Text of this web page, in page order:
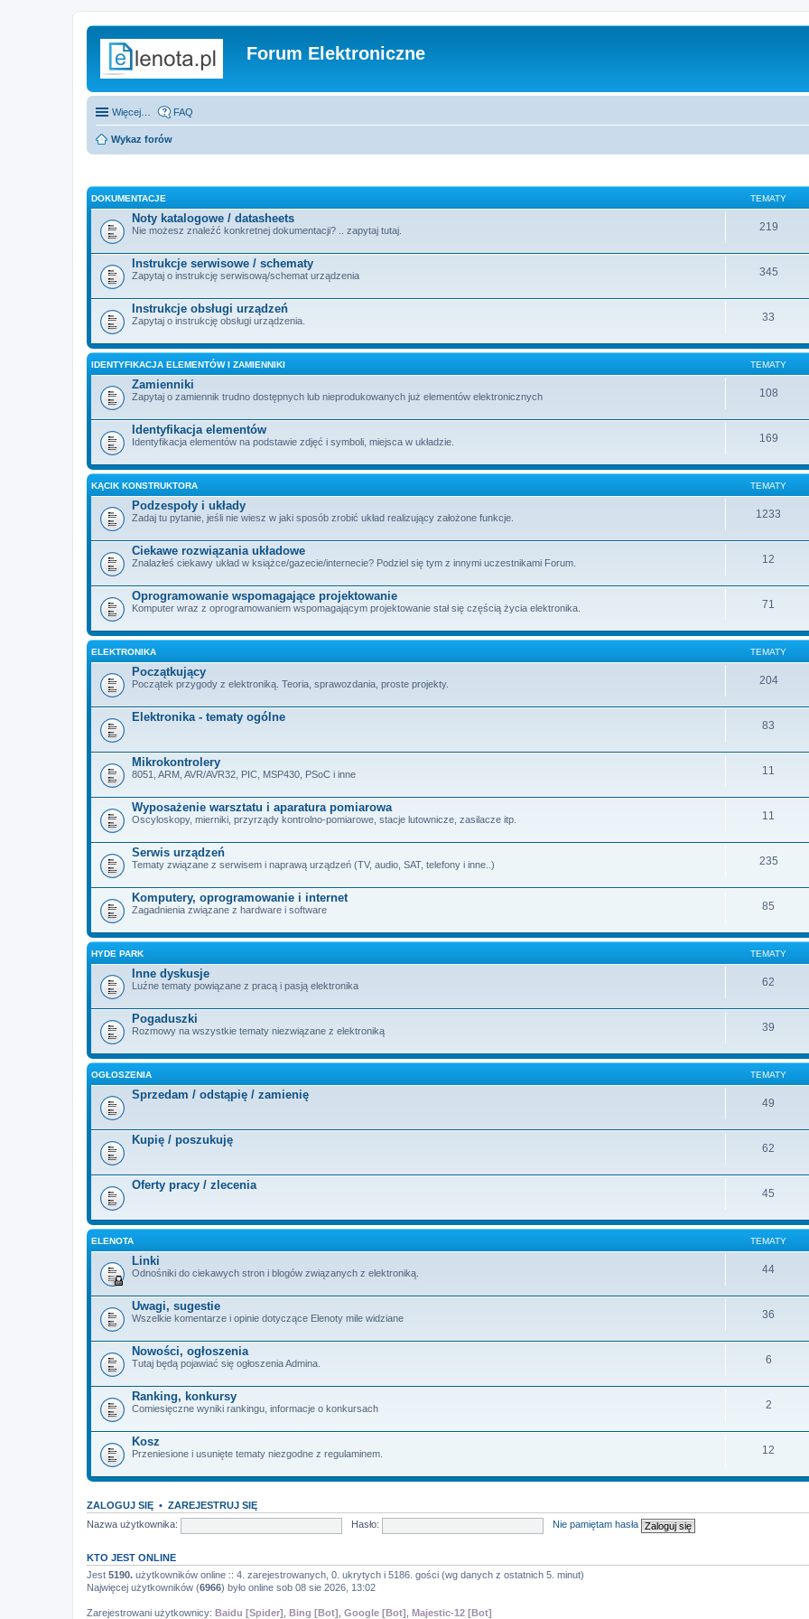
Forum Elektroniczne
Więcej… FAQ
Wykaz forów
DOKUMENTACJE TEMATY
Noty katalogowe / datasheets
Nie możesz znaleźć konkretnej dokumentacji? .. zapytaj tutaj. 219
Instrukcje serwisowe / schematy
Zapytaj o instrukcję serwisową/schemat urządzenia 345
Instrukcje obsługi urządzeń
Zapytaj o instrukcję obsługi urządzenia. 33
IDENTYFIKACJA ELEMENTÓW I ZAMIENNIKI TEMATY
Zamienniki
Zapytaj o zamiennik trudno dostępnych lub nieprodukowanych już elementów elektronicznych 108
Identyfikacja elementów
Identyfikacja elementów na podstawie zdjęć i symboli, miejsca w układzie. 169
KĄCIK KONSTRUKTORA TEMATY
Podzespoły i układy
Zadaj tu pytanie, jeśli nie wiesz w jaki sposób zrobić układ realizujący założone funkcje. 1233
Ciekawe rozwiązania układowe
Znalazłeś ciekawy układ w książce/gazecie/internecie? Podziel się tym z innymi uczestnikami Forum. 12
Oprogramowanie wspomagające projektowanie
Komputer wraz z oprogramowaniem wspomagającym projektowanie stał się częścią życia elektronika. 71
ELEKTRONIKA TEMATY
Początkujący
Początek przygody z elektroniką. Teoria, sprawozdania, proste projekty. 204
Elektronika - tematy ogólne
83
Mikrokontrolery
8051, ARM, AVR/AVR32, PIC, MSP430, PSoC i inne 11
Wyposażenie warsztatu i aparatura pomiarowa
Oscyloskopy, mierniki, przyrządy kontrolno-pomiarowe, stacje lutownicze, zasilacze itp. 11
Serwis urządzeń
Tematy związane z serwisem i naprawą urządzeń (TV, audio, SAT, telefony i inne..) 235
Komputery, oprogramowanie i internet
Zagadnienia związane z hardware i software 85
HYDE PARK TEMATY
Inne dyskusje
Luźne tematy powiązane z pracą i pasją elektronika 62
Pogaduszki
Rozmowy na wszystkie tematy niezwiązane z elektroniką 39
OGŁOSZENIA TEMATY
Sprzedam / odstąpię / zamienię
49
Kupię / poszukuję
62
Oferty pracy / zlecenia
45
ELENOTA TEMATY
Linki
Odnośniki do ciekawych stron i blogów związanych z elektroniką. 44
Uwagi, sugestie
Wszelkie komentarze i opinie dotyczące Elenoty mile widziane 36
Nowości, ogłoszenia
Tutaj będą pojawiać się ogłoszenia Admina. 6
Ranking, konkursy
Comiesięczne wyniki rankingu, informacje o konkursach 2
Kosz
Przeniesione i usunięte tematy niezgodne z regulaminem. 12
ZALOGUJ SIĘ • ZAREJESTRUJ SIĘ
Nazwa użytkownika:
Hasło: Nie pamiętam hasła
KTO JEST ONLINE
Jest 5190. użytkowników online :: 4. zarejestrowanych, 0. ukrytych i 5186. gości (wg danych z ostatnich 5. minut)
Najwięcej użytkowników (6966) było online sob 08 sie 2026, 13:02
Zarejestrowani użytkownicy: Baidu [Spider] Bing [Bot] Google [Bot] Majestic-12 [Bot]